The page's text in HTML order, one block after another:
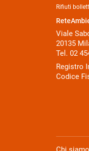
Rifiuti
Viale
20135
Tel. 02
Registro
Codice